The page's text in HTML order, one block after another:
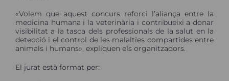
«Volem que aquest concurs reforci l’aliança entre la
medicina humana i la veterinària i contribueixi a donar
visibilitat a la tasca dels professionals de la salut en la
detecció i el control de les malalties compartides entre
animals i humans», expliquen els organitzadors.
El jurat està format per: